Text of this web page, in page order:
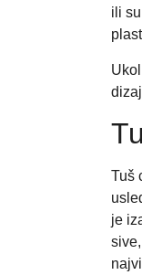
ili
Tuš
je